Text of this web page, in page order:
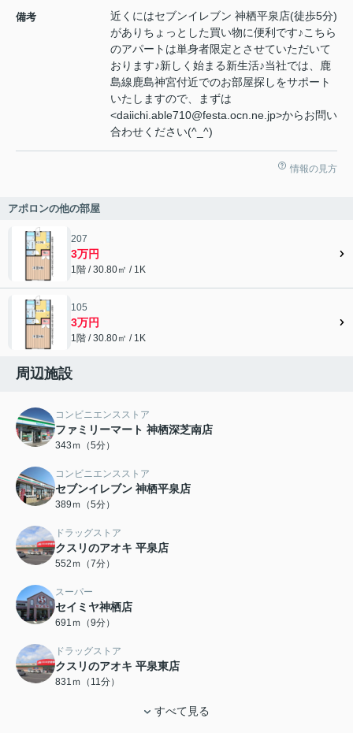
備考
近くにはセブンイレブン 神栖平泉店(徒歩5分)
がありちょっとした買い物に便利です♪こちら
のアパートは単身者限定とさせていただいて
おります♪新しく始まる新生活♪当社では、鹿
島線鹿島神宮付近でのお部屋探しをサポート
いたしますので、まずは
<daiichi.able710@festa.ocn.ne.jp>からお問い
合わせください(^_^)
情報の見方
アポロンの他の部屋
207
3万円
1階 / 30.80㎡ / 1K
105
3万円
1階 / 30.80㎡ / 1K
周辺施設
コンビニエンスストア
ファミリーマート 神栖深芝南店
343ｍ（5分）
コンビニエンスストア
セブンイレブン 神栖平泉店
389ｍ（5分）
ドラッグストア
クスリのアオキ 平泉店
552ｍ（7分）
スーパー
セイミヤ神栖店
691ｍ（9分）
ドラッグストア
クスリのアオキ 平泉東店
831ｍ（11分）
すべて見る